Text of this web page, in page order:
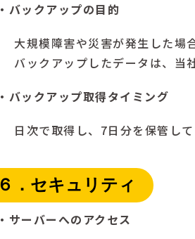
・バックアップの目的
大規模障害や災害が発生した場
バックアップしたデータは、当
・バックアップ取得タイミング
日次で取得し、7日分を保管して
６．セキュリティ
・サーバーへのアクセス